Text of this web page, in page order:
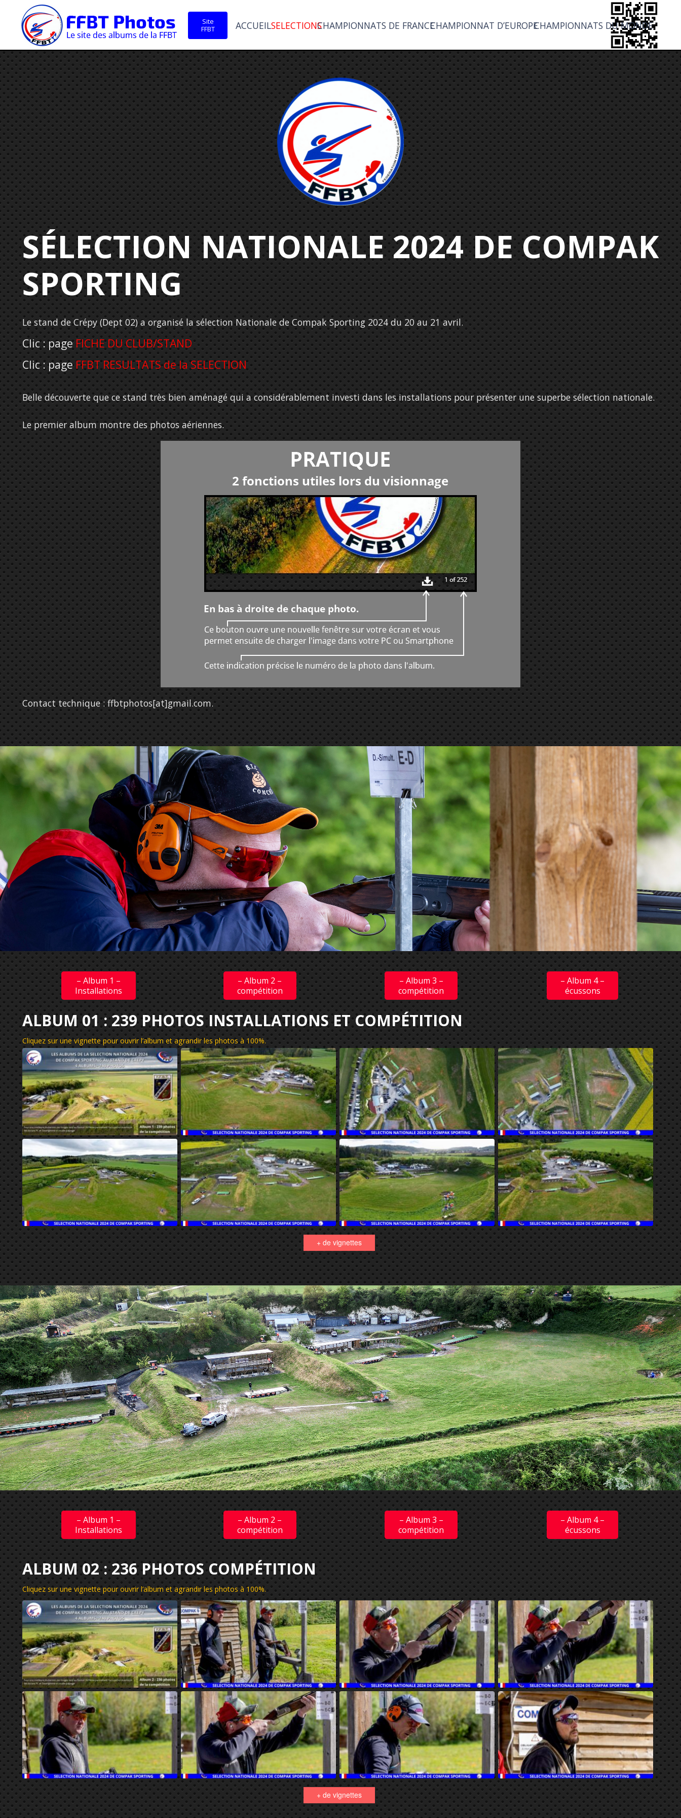
Site
FFBT
ACCUEILSELECTIONSCHAMPIONNATS DE FRANCECHAMPIONNAT D’EUROPECHAMPIONNATS DU MONDE
SÉLECTION NATIONALE 2024 DE COMPAK
SPORTING
Le stand de Crépy (Dept 02) a organisé la sélection Nationale de Compak Sporting 2024 du 20 au 21 avril.
Clic : pageFICHE DU CLUB/STAND
Clic : pageFFBT RESULTATS de la SELECTION
Belle découverte que ce stand très bien aménagé qui a considérablement investi dans les installations pour présenter une superbe sélection nationale.
Le premier album montre des photos aériennes.
Contact technique : ffbtphotos[at]gmail.com.
– Album 1 –
Installations
– Album 2 –
compétition
– Album 3 –
compétition
– Album 4 –
écussons
ALBUM 01 : 239 PHOTOS INSTALLATIONS ET COMPÉTITION
Cliquez sur une vignette pour ouvrir l’album et agrandir les photos à 100%.
+ de vignettes
– Album 1 –
Installations
– Album 2 –
compétition
– Album 3 –
compétition
– Album 4 –
écussons
ALBUM 02 : 236 PHOTOS COMPÉTITION
Cliquez sur une vignette pour ouvrir l’album et agrandir les photos à 100%.
+ de vignettes